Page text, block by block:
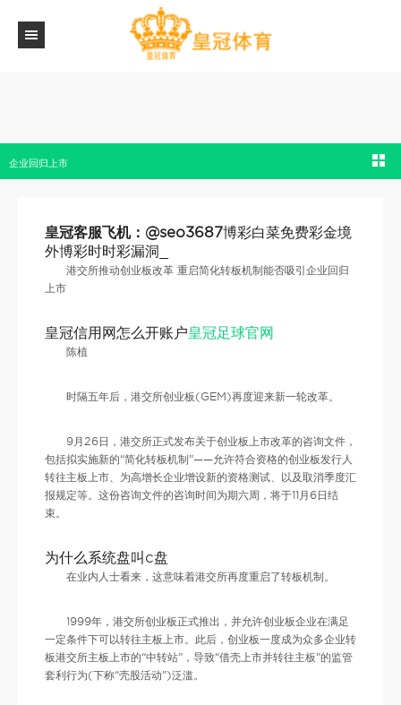
企业回归上市
皇冠客服飞机：@seo3687博彩白菜免费彩金境
外博彩时时彩漏洞_
港交所推动创业板改革 重启简化转板机制能否吸引企业回归
上市
皇冠信用网怎么开账户皇冠足球官网
陈植
时隔五年后，港交所创业板(GEM)再度迎来新一轮改革。
9月26日，港交所正式发布关于创业板上市改革的咨询文件，
包括拟实施新的“简化转板机制”——允许符合资格的创业板发行人
转往主板上市、为高增长企业增设新的资格测试、以及取消季度汇
报规定等。这份咨询文件的咨询时间为期六周，将于11月6日结
束。
为什么系统盘叫c盘
在业内人士看来，这意味着港交所再度重启了转板机制。
1999年，港交所创业板正式推出，并允许创业板企业在满足
一定条件下可以转往主板上市。此后，创业板一度成为众多企业转
板港交所主板上市的“中转站”，导致“借壳上市并转往主板”的监管
套利行为(下称“壳股活动”)泛滥。